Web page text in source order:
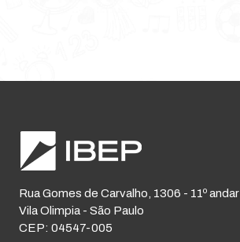
Rua Gomes de Carvalho, 1306 - 11º andar
Vila Olimpia - São Paulo
CEP: 04547-005